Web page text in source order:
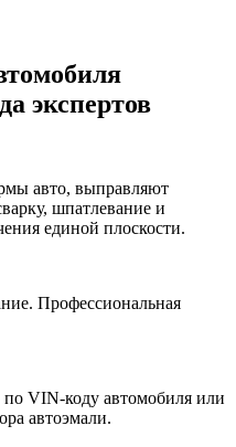
экспертов
авто, выправляют
шпатлевание и
единой плоскости.
Профессиональная
VIN-коду автомобиля или
автоэмали.